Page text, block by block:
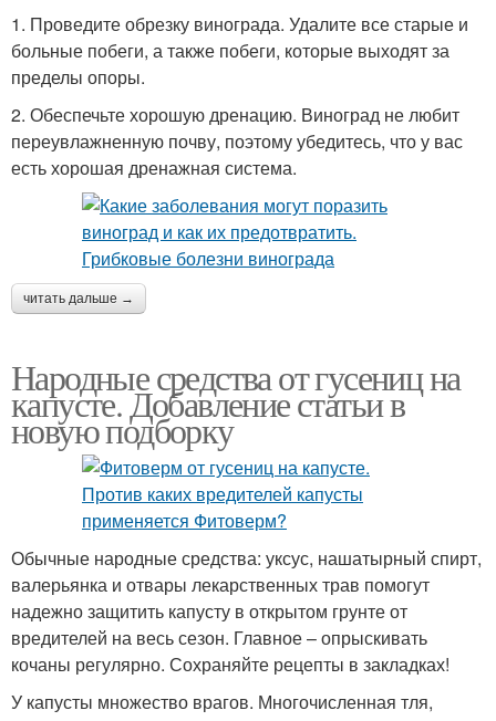
1. Проведите обрезку винограда. Удалите все старые и
больные побеги, а также побеги, которые выходят за
пределы опоры.
2. Обеспечьте хорошую дренацию. Виноград не любит
переувлажненную почву, поэтому убедитесь, что у вас
есть хорошая дренажная система.
читать дальше →
Народные средства от гусениц на
капусте. Добавление статьи в
новую подборку
Обычные народные средства: уксус, нашатырный спирт,
валерьянка и отвары лекарственных трав помогут
надежно защитить капусту в открытом грунте от
вредителей на весь сезон. Главное – опрыскивать
кочаны регулярно. Сохраняйте рецепты в закладках!
У капусты множество врагов. Многочисленная тля,